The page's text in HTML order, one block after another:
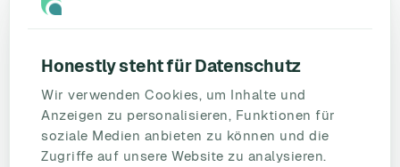
Honestly steht für Datenschutz
Wir verwenden Cookies, um Inhalte und
Anzeigen zu personalisieren, Funktionen für
soziale Medien anbieten zu können und die
Zugriffe auf unsere Website zu analysieren.
Umfragevorlagen
Mitarbeiterbefragung
Mitarbeiterzufriedenheit
eNPS
Employee Engagement